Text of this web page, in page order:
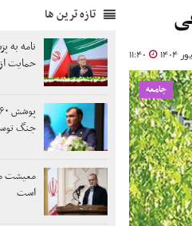
11:40
جامعه
تازه ترین ها
نامه به
حمایت
جنگ
معیشت
است